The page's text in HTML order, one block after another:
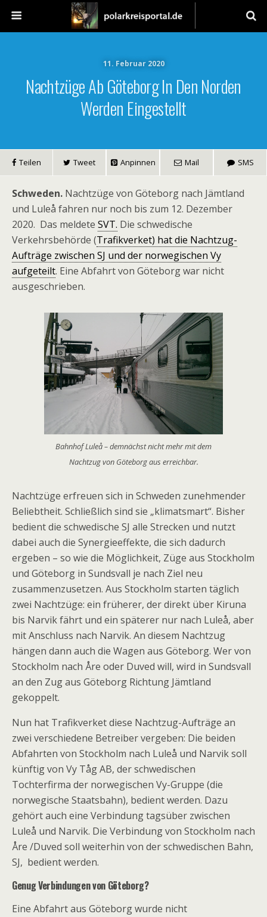
11. Februar 2020
Nachtzüge Ab Göteborg In Den Norden
Werden Eingestellt
Teilen Tweet Anpinnen Mail SMS
Schweden. Nachtzüge von Göteborg nach Jämtland
und Luleå fahren nur noch bis zum 12. Dezember
2020. Das meldete SVT. Die schwedische
Verkehrsbehörde (Trafikverket) hat die Nachtzug-
Aufträge zwischen SJ und der norwegischen Vy
aufgeteilt. Eine Abfahrt von Göteborg war nicht
ausgeschrieben.
Bahnhof Luleå – demnächst nicht mehr mit dem
Nachtzug von Göteborg aus erreichbar.
Nachtzüge erfreuen sich in Schweden zunehmender
Beliebtheit. Schließlich sind sie „klimatsmart“. Bisher
bedient die schwedische SJ alle Strecken und nutzt
dabei auch die Synergieeffekte, die sich dadurch
ergeben – so wie die Möglichkeit, Züge aus Stockholm
und Göteborg in Sundsvall je nach Ziel neu
zusammenzusetzen. Aus Stockholm starten täglich
zwei Nachtzüge: ein früherer, der direkt über Kiruna
bis Narvik fährt und ein späterer nur nach Luleå, aber
mit Anschluss nach Narvik. An diesem Nachtzug
hängen dann auch die Wagen aus Göteborg. Wer von
Stockholm nach Åre oder Duved will, wird in Sundsvall
an den Zug aus Göteborg Richtung Jämtland
gekoppelt.
Nun hat Trafikverket diese Nachtzug-Aufträge an
zwei verschiedene Betreiber vergeben: Die beiden
Abfahrten von Stockholm nach Luleå und Narvik soll
künftig von Vy Tåg AB, der schwedischen
Tochterfirma der norwegischen Vy-Gruppe (die
norwegische Staatsbahn), bedient werden. Dazu
gehört auch eine Verbindung tagsüber zwischen
Luleå und Narvik. Die Verbindung von Stockholm nach
Åre /Duved soll weiterhin von der schwedischen Bahn,
SJ, bedient werden.
Genug Verbindungen von Göteborg?
Eine Abfahrt aus Göteborg wurde nicht